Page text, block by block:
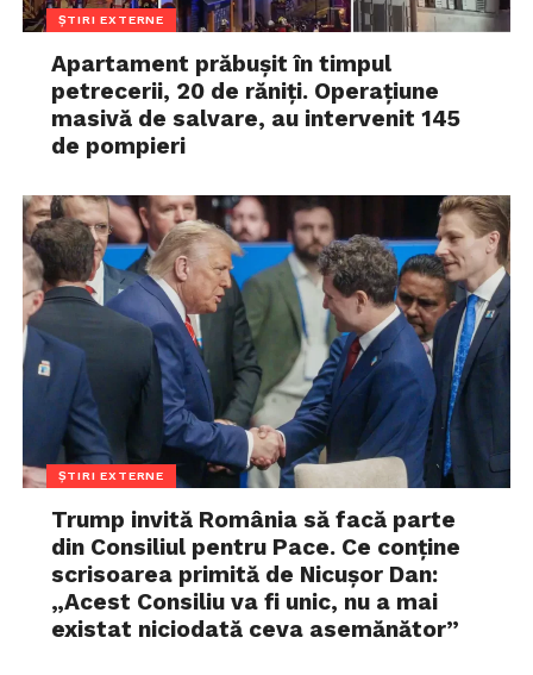
ȘTIRI EXTERNE
Apartament prăbușit în timpul
petrecerii, 20 de răniți. Operațiune
masivă de salvare, au intervenit 145
de pompieri
ȘTIRI EXTERNE
Trump invită România să facă parte
din Consiliul pentru Pace. Ce conține
scrisoarea primită de Nicușor Dan:
„Acest Consiliu va fi unic, nu a mai
existat niciodată ceva asemănător”